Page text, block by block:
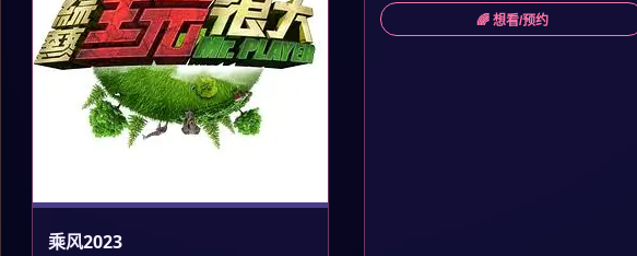
乘风2023
🌈 想看/预约